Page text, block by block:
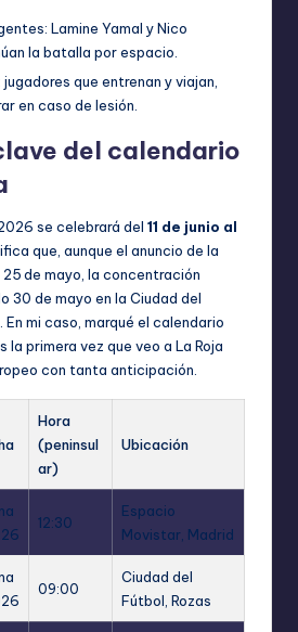
Lamine Yamal y Nico
la batalla por espacio.
que entrenan y viajan,
en caso de lesión.
del calendario
se celebrará del 11 de junio al
que, aunque el anuncio de la
de mayo, la concentración
30 de mayo en la Ciudad del
En mi caso, marqué el calendario
la primera vez que veo a La Roja
con tanta anticipación.
Hora
(peninsul
ar)
Ubicación
12:30
Espacio
Movistar, Madrid
09:00
Ciudad del
Fútbol, Rozas